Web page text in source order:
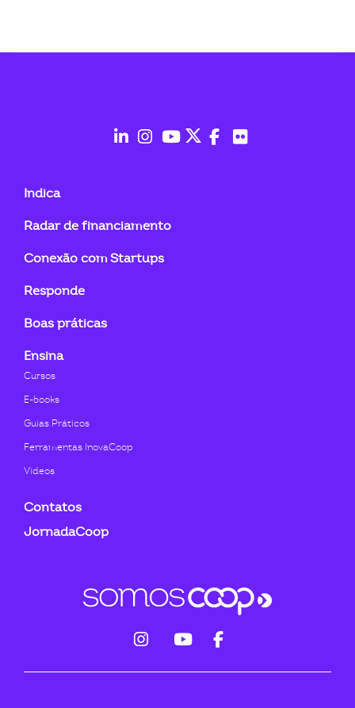
in
Indica
Radar de financiamento
Conexão com Startups
Responde
Boas práticas
Ensina
Cursos
E-books
Guias Práticos
Ferramentas InovaCoop
Videos
Contatos
JornadaCoop